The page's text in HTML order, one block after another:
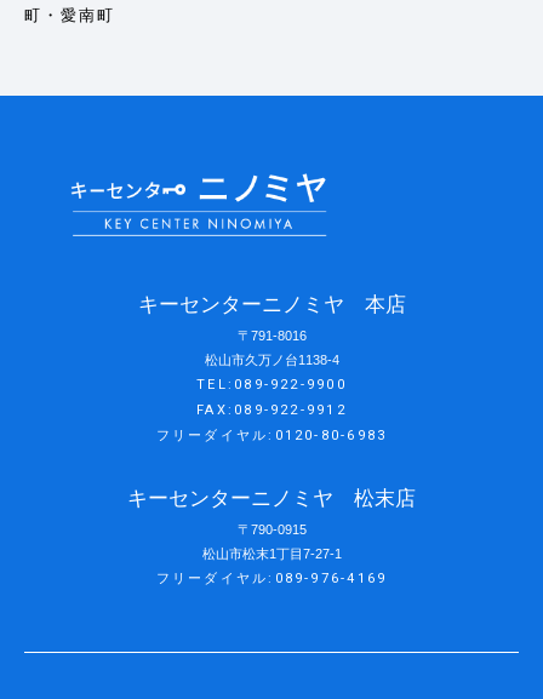
町・愛南町
キーセンターニノミヤ 本店
〒791-8016
松山市久万ノ台1138-4
TEL:089-922-9900
FAX:089-922-9912
フリーダイヤル:0120-80-6983
キーセンターニノミヤ 松末店
〒790-0915
松山市松末1丁目7-27-1
フリーダイヤル:089-976-4169